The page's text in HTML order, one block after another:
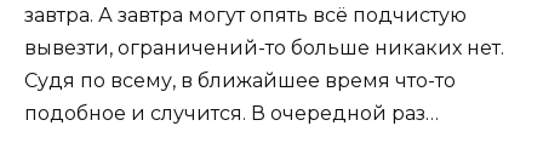
завтра. А завтра могут опять всё подчистую
вывезти, ограничений-то больше никаких нет.
Судя по всему, в ближайшее время что-то
подобное и случится. В очередной раз…